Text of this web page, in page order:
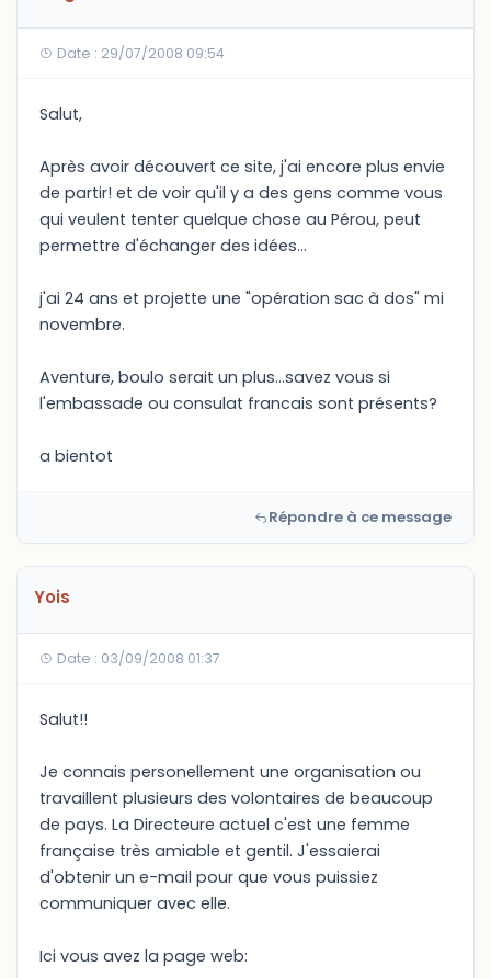
Date : 29/07/2008 09:54
Salut,
Après avoir découvert ce site, j'ai encore plus envie
de partir! et de voir qu'il y a des gens comme vous
qui veulent tenter quelque chose au Pérou, peut
permettre d'échanger des idées...
j'ai 24 ans et projette une "opération sac à dos" mi
novembre.
Aventure, boulo serait un plus...savez vous si
l'embassade ou consulat francais sont présents?
a bientot
Répondre à ce message
Yois
Date : 03/09/2008 01:37
Salut!!
Je connais personellement une organisation ou
travaillent plusieurs des volontaires de beaucoup
de pays. La Directeure actuel c'est une femme
française très amiable et gentil. J'essaierai
d'obtenir un e-mail pour que vous puissiez
communiquer avec elle.
Ici vous avez la page web: